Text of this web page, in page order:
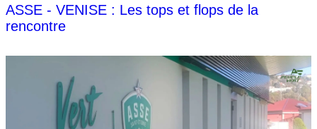
ASSE - VENISE : Les tops et flops de la
rencontre